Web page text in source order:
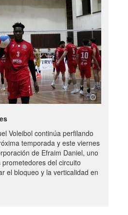
continúa perfilando
temporada y este viernes
de Efraim Daniel, uno
del circuito
el bloqueo y la verticalidad en